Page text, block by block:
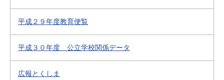
平成２９年度教育便覧
平成３０年度 公立学校関係データ
広報とくしま